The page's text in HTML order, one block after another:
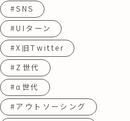
#SNS
#UIターン
#X旧Twitter
#Z世代
#α世代
#アウトソーシング